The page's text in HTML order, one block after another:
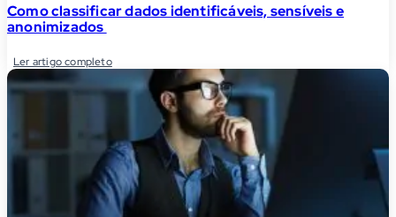
Como classificar dados identificáveis, sensíveis e
anonimizados
Ler artigo completo